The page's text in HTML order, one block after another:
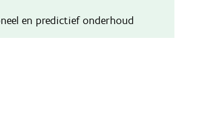
en predictief onderhoud